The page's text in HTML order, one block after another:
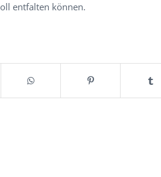
entfalten können.